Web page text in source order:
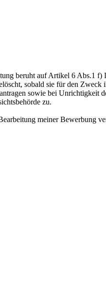
beruht auf Artikel 6 Abs.1 f)
sobald sie für den
sowie bei Unrichtigkeit
zu.
meiner Bewerbung